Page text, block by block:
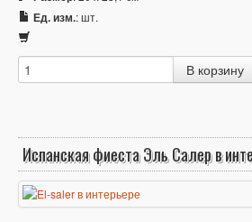
Ед. изм.: шт.
Испанская фиеста Эль Салер в